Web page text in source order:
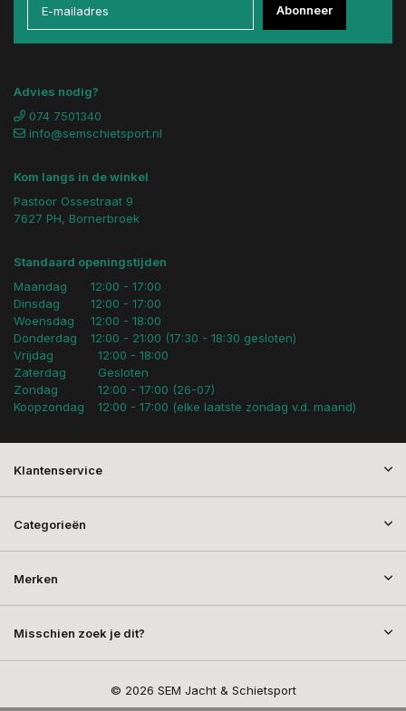
Abonneer
Advies nodig?
074 7501340
info@semschietsport.nl
Kom langs in de winkel
Pastoor Ossestraat 9
7627 PH, Bornerbroek
Standaard openingstijden
Maandag
Dinsdag
Woensdag
Donderdag
12:00 - 17:00
12:00 - 17:00
12:00 - 18:00
12:00 - 21:00 (17:30 - 18:30 gesloten)
Vrijdag
Zaterdag
Zondag
Koopzondag
12:00 - 18:00
Gesloten
12:00 - 17:00 (26-07)
12:00 - 17:00 (elke laatste zondag v.d. maand)
Klantenservice
Categorieën
Merken
Misschien zoek je dit?
© 2026 SEM Jacht & Schietsport